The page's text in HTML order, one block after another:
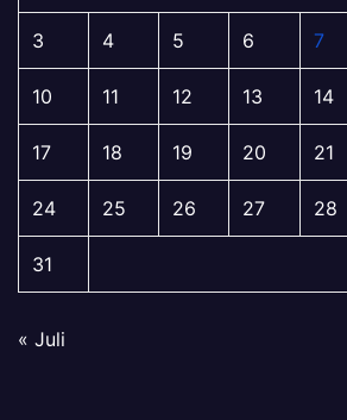
3 4 5 6 7
10 11 12 13 14
17 18 19 20 21
24 25 26 27 28
31
« Juli